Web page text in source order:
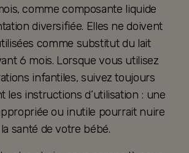
comme composante liquide
diversifiée. Elles ne doivent
comme substitut du lait
6 mois. Lorsque vous utilisez
infantiles, suivez toujours
les instructions d’utilisation : une
ou inutile pourrait nuire
santé de votre bébé.